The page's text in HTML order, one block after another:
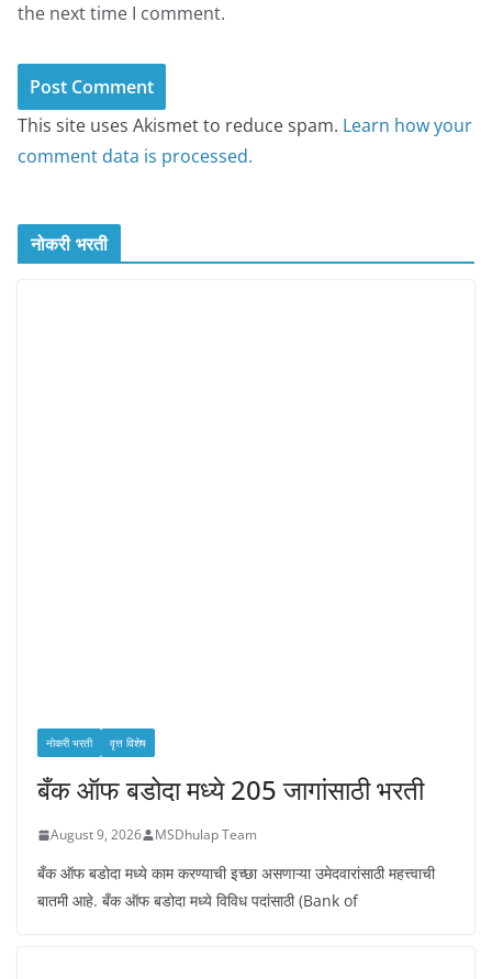
the next time I comment.
This site uses Akismet to reduce spam. Learn how your
comment data is processed.
नोकरी भरती
नोकरी भरती वृत्त विशेष
बँक ऑफ बडोदा मध्ये 205 जागांसाठी भरती
August 9, 2026 MSDhulap Team
बँक ऑफ बडोदा मध्ये काम करण्याची इच्छा असणाऱ्या उमेदवारांसाठी महत्त्वाची
बातमी आहे. बँक ऑफ बडोदा मध्ये विविध पदांसाठी (Bank of